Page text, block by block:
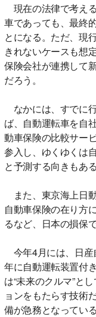
現在の法律で考え
車であっても、最終
とになる。ただ、現
きれないケースも想
保険会社が連携して
だろう。
なかには、すでに
ば、自動運転車を自
動車保険の比較サー
参入し、ゆくゆくは
と予測する向きもある
また、東京海上日
自動車保険の在り方
るなど、日本の損保
今年4月には、日産
年に自動運転装置付
は“未来のクルマ”と
ョンをもたらす技術
備が急務となっている